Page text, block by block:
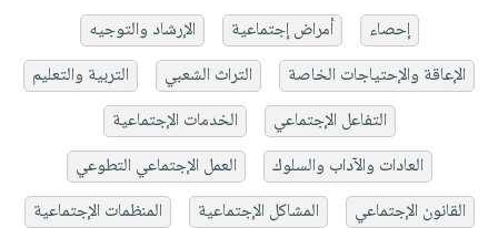
إحصاء أمراض إجتماعية
الإرشاد والتوجيه
الإعاقة والإحتياجات الخاصة
التراث الشعبي
التربية والتعليم
التفاعل الإجتماعي
الخدمات الإجتماعية
العادات والآداب والسلوك
العمل الإجتماعي التطوعي
القانون الإجتماعي
المشاكل الإجتماعية
المنظمات الإجتماعية